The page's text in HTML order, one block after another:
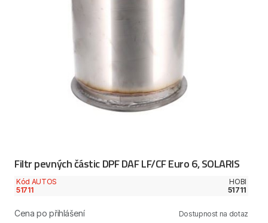
Filtr pevných částic DPF DAF LF/CF Euro 6, SOLARIS
Kód AUTOS
51711
HOBI
51711
Cena po přihlášení Dostupnost na dotaz